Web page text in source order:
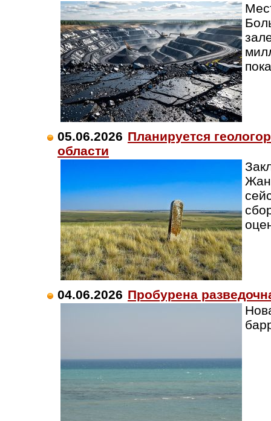
05.06.2026 Планируется
области
04.06.2026 Пробурена